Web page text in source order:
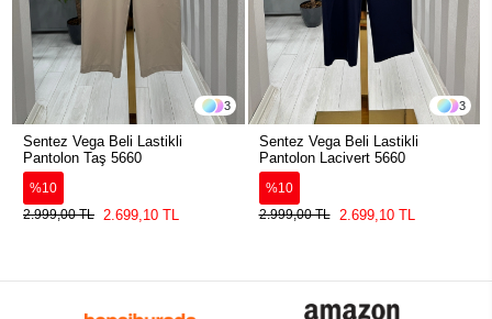
3
Sentez Vega Beli Lastikli
Pantolon Taş 5660
%10
2.999,00 TL
2.699,10 TL
3
Sentez Vega Beli Lastikli
Pantolon Lacivert 5660
%10
2.999,00 TL
2.699,10 TL